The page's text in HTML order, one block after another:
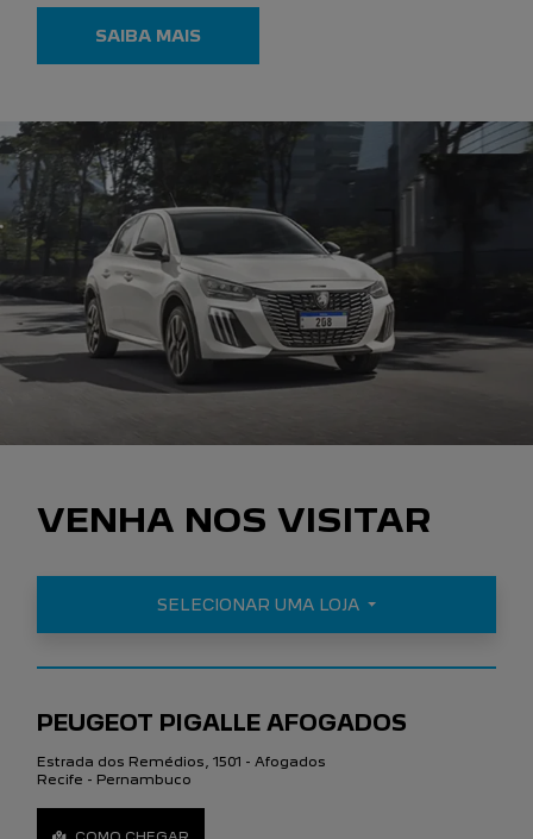
SAIBA MAIS
VENHA NOS VISITAR
SELECIONAR UMA LOJA
PEUGEOT PIGALLE AFOGADOS
Estrada dos Remédios, 1501 - Afogados
Recife - Pernambuco